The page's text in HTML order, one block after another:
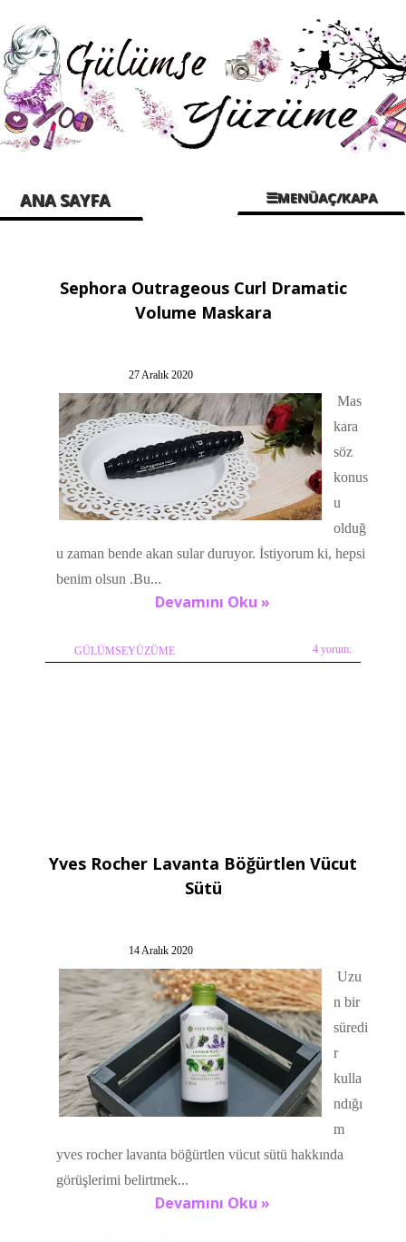
ANA SAYFA ☰MENÜAÇ/KAPA
Sephora Outrageous Curl Dramatic
Volume Maskara
27 Aralık 2020
Mas
kara
söz
konus
u
olduğ
u zaman bende akan sular duruyor. İstiyorum ki, hepsi
benim olsun .Bu...
Devamını Oku »
GÜLÜMSEYÜZÜME 4 yorum:
Yves Rocher Lavanta Böğürtlen Vücut
Sütü
14 Aralık 2020
Uzu
n bir
süredi
r
kulla
ndığı
m
yves rocher lavanta böğürtlen vücut sütü hakkında
görüşlerimi belirtmek...
Devamını Oku »